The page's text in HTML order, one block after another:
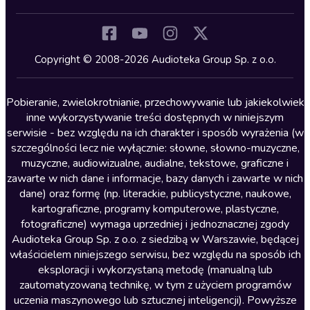
Kryminały
Lektury szkolne
Literatura anglojęzyczna
Literatura faktu
Literatura obyczajowa
Literatura piękna obca
Literatura piękna polska
Nagrania relaksacyjne
Nauka języków
Nauki humanistyczne
Podcasty i audycje
Copyright © 2008-2026 Audioteka Group Sp. z o.o.
Pobieranie, zwielokrotnianie, przechowywanie lub jakiekolwiek
inne wykorzystywanie treści dostępnych w niniejszym
serwisie - bez względu na ich charakter i sposób wyrażenia (w
szczególności lecz nie wyłącznie: słowne, słowno-muzyczne,
muzyczne, audiowizualne, audialne, tekstowe, graficzne i
zawarte w nich dane i informacje, bazy danych i zawarte w nich
dane) oraz formę (np. literackie, publicystyczne, naukowe,
kartograficzne, programy komputerowe, plastyczne,
fotograficzne) wymaga uprzedniej i jednoznacznej zgody
Audioteka Group Sp. z o.o. z siedzibą w Warszawie, będącej
właścicielem niniejszego serwisu, bez względu na sposób ich
eksploracji i wykorzystaną metodę (manualną lub
zautomatyzowaną technikę, w tym z użyciem programów
uczenia maszynowego lub sztucznej inteligencji). Powyższe